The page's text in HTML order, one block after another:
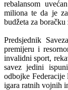
rebalansom
miliona te da je
budžeta za boračku
Predsjednik
premijeru i
invalidni sport,
savez jedini
odbojke
igara ratnih vojnih